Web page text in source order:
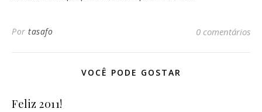
Por tasafo 0 comentários
VOCÊ PODE GOSTAR
Feliz 2011!